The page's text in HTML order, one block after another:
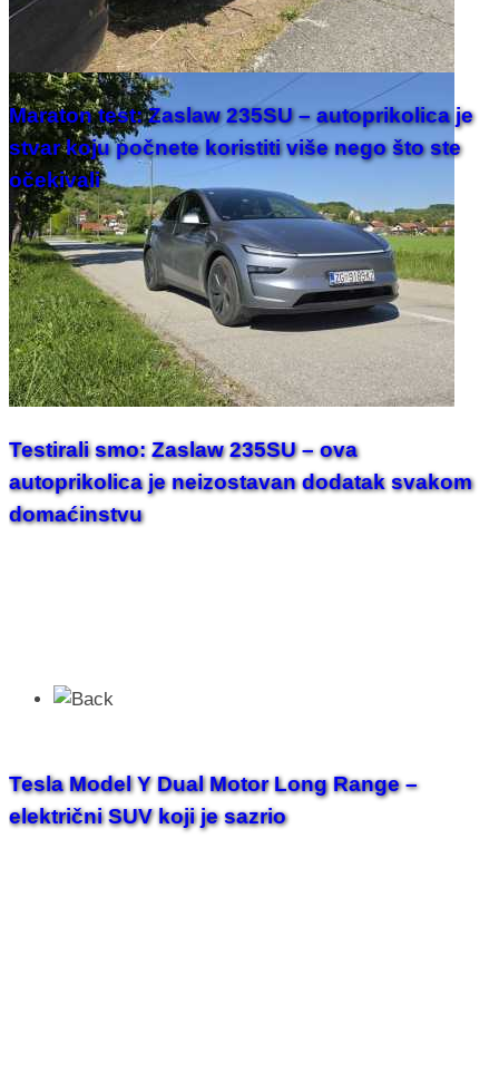
Maraton test: Zaslaw 235SU – autoprikolica je
stvar koju počnete koristiti više nego što ste
očekivali
Testirali smo: Zaslaw 235SU – ova
autoprikolica je neizostavan dodatak svakom
domaćinstvu
Tesla Model Y Dual Motor Long Range –
električni SUV koji je sazrio